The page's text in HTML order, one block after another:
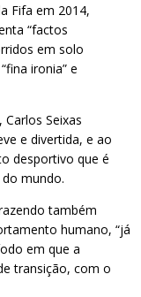
Fifa em 2014,
“factos
em solo
ironia” e
Seixas
e divertida, e ao
desportivo que é
mundo.
também
humano, “já
em que a
transição, com o